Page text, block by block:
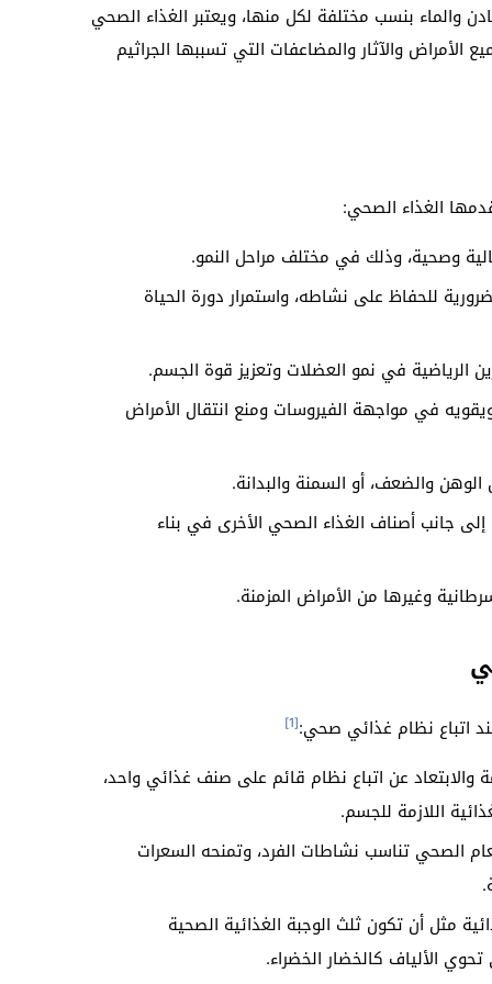
والماء بنسب مختلفة لكل منها، ويعتبر الغذاء الصحي
والآثار والمضاعفات التي تسببها الجراثيم
الغذاء الصحي:
وصحية، وذلك في مختلف مراحل النمو.
للحفاظ على نشاطه، واستمرار دورة الحياة
الرياضية في نمو العضلات وتعزيز قوة الجسم.
في مواجهة الفيروسات ومنع انتقال الأمراض
والضعف، أو السمنة والبدانة.
جانب أصناف الغذاء الصحي الأخرى في بناء
وغيرها من الأمراض المزمنة.
اتباع نظام غذائي صحي:[1]
والابتعاد عن اتباع نظام قائم على صنف غذائي واحد،
اللازمة للجسم.
الصحي تناسب نشاطات الفرد، وتمنحه السعرات
مثل أن تكون ثلث الوجبة الغذائية الصحية
الألياف كالخضار الخضراء.